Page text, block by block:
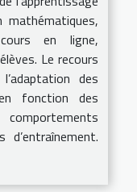
mathématiques,
en ligne,
Le recours
des
fonction des